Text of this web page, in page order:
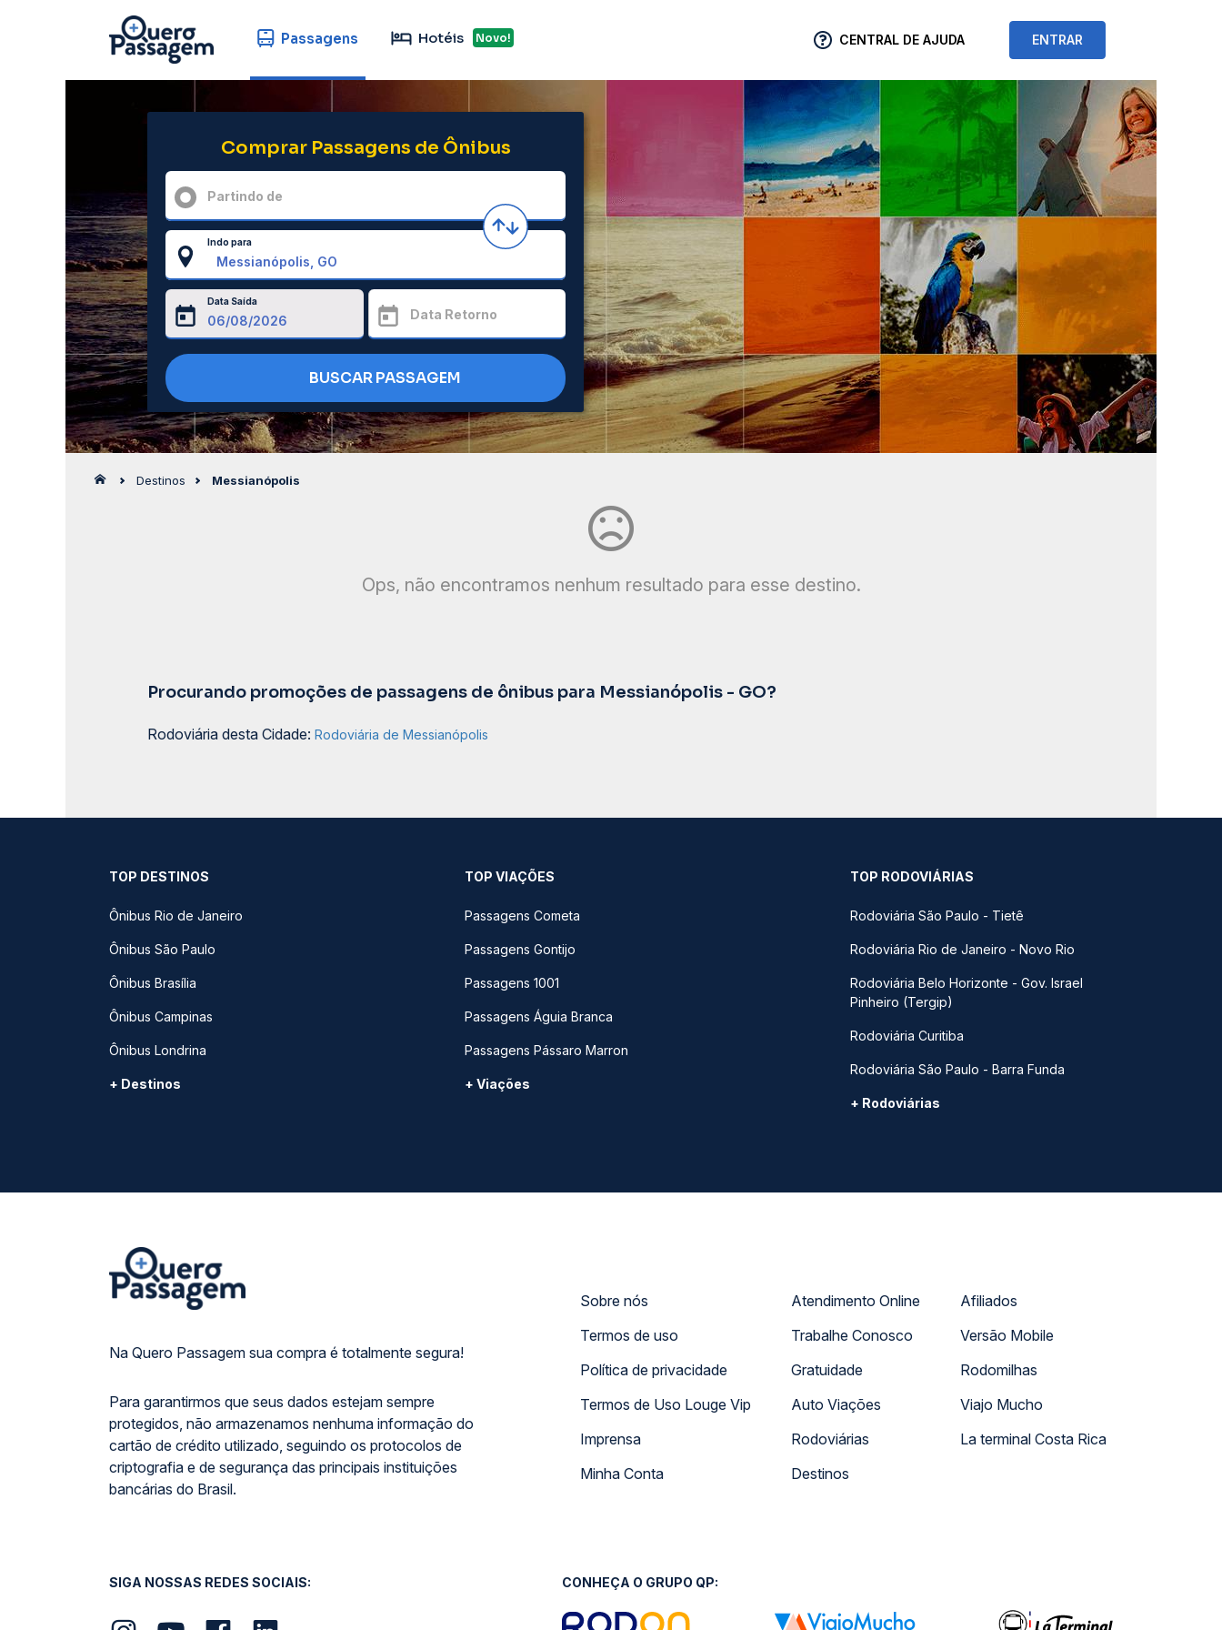
Passagens Hotéis Novo! CENTRAL DE AJUDA ENTRAR
Comprar Passagens de Ônibus
Partindo de
Indo para
Data Saída
Data Retorno
BUSCAR PASSAGEM
Destinos Messianópolis
Ops, não encontramos nenhum resultado para esse destino.
Procurando promoções de passagens de ônibus para Messianópolis - GO?
Rodoviária desta Cidade: Rodoviária de Messianópolis
TOP DESTINOS
Ônibus Rio de Janeiro
Ônibus São Paulo
Ônibus Brasília
Ônibus Campinas
Ônibus Londrina
+ Destinos
TOP VIAÇÕES
Passagens Cometa
Passagens Gontijo
Passagens 1001
Passagens Águia Branca
Passagens Pássaro Marron
+ Viações
TOP RODOVIÁRIAS
Rodoviária São Paulo - Tietê
Rodoviária Rio de Janeiro - Novo Rio
Rodoviária Belo Horizonte - Gov. Israel
Pinheiro (Tergip)
Rodoviária Curitiba
Rodoviária São Paulo - Barra Funda
+ Rodoviárias
Na Quero Passagem sua compra é totalmente segura!
Para garantirmos que seus dados estejam sempre
protegidos, não armazenamos nenhuma informação do
cartão de crédito utilizado, seguindo os protocolos de
criptografia e de segurança das principais instituições
bancárias do Brasil.
Sobre nós
Termos de uso
Política de privacidade
Termos de Uso Louge Vip
Imprensa
Minha Conta
Atendimento Online
Trabalhe Conosco
Gratuidade
Auto Viações
Rodoviárias
Destinos
Afiliados
Versão Mobile
Rodomilhas
Viajo Mucho
La terminal Costa Rica
SIGA NOSSAS REDES SOCIAIS: CONHEÇA O GRUPO QP: